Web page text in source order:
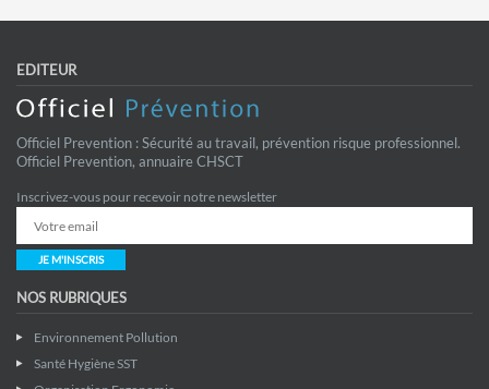
EDITEUR
Officiel Prevention : Sécurité au travail, prévention risque professionnel.
Officiel Prevention, annuaire CHSCT
Inscrivez-vous pour recevoir notre newsletter
JE M'INSCRIS
NOS RUBRIQUES
Environnement Pollution
Santé Hygiène SST